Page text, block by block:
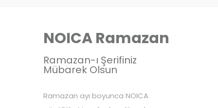
NOICA Ramazan
Ramazan-ı Şerifiniz
Mübarek Olsun
Ramazan ayı boyunca NOICA